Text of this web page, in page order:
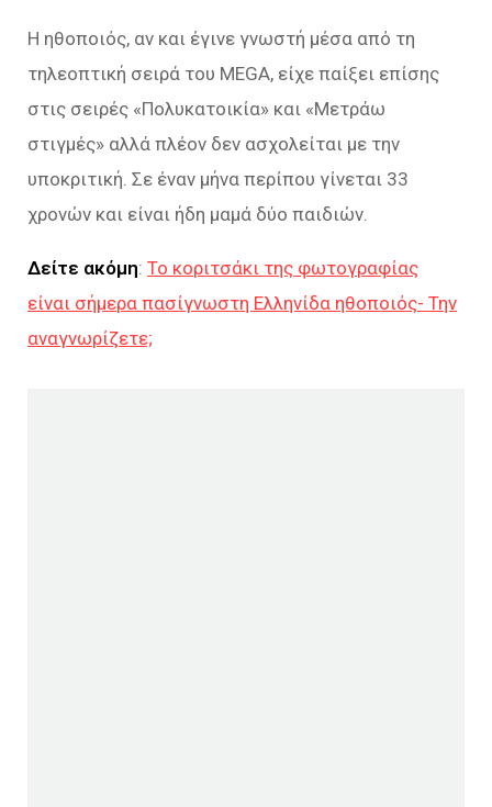
Η ηθοποιός, αν και έγινε γνωστή μέσα από τη
τηλεοπτική σειρά του MEGA, είχε παίξει επίσης
στις σειρές «Πολυκατοικία» και «Μετράω
στιγμές» αλλά πλέον δεν ασχολείται με την
υποκριτική. Σε έναν μήνα περίπου γίνεται 33
χρονών και είναι ήδη μαμά δύο παιδιών.
Δείτε ακόμη: Το κοριτσάκι της φωτογραφίας
είναι σήμερα πασίγνωστη Ελληνίδα ηθοποιός- Την
αναγνωρίζετε;